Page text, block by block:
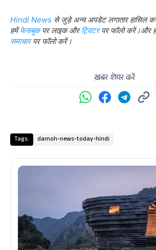
Hindi News से जुड़े अन्य अपडेट लगातार हासिल
हमेंफेसबुकपर लाइक औरट्विटरपर फॉलो करें।और
समाचारपर फॉलो करें।
ख़बर शेयर करें
Tags: damoh-news-today-hindi